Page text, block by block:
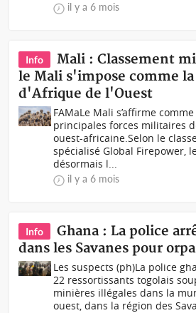
il y a 6 mois
Info
Mali : Classement
le Mali s'impose comme la
d'Afrique de l'Ouest
FAMaLe Mali s’affirme comme
principales forces militaires
ouest-africaine.Selon le
spécialisé Global Firepower,
désormais l...
il y a 6 mois
Info
Ghana : La police
dans les Savanes pour
Les suspects (ph)La police
22 ressortissants togolais
minières illégales dans la
ouest, dans la région des